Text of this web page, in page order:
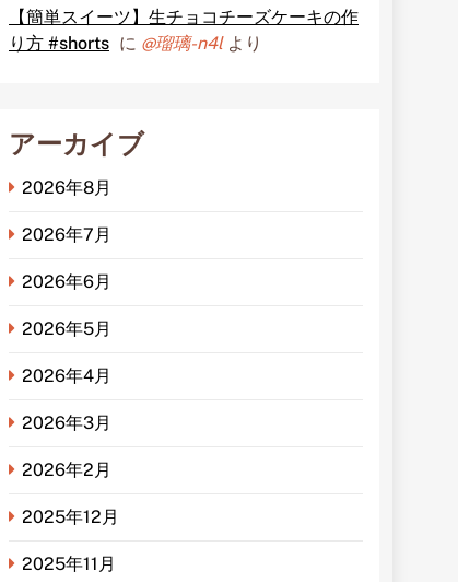
【簡単スイーツ】生チョコチーズケーキの作
り方 #shorts に @瑠璃-n4lより
アーカイブ
2026年8月
2026年7月
2026年6月
2026年5月
2026年4月
2026年3月
2026年2月
2025年12月
2025年11月